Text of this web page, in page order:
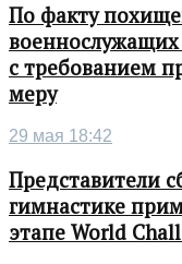
По факту
с требованием
меру
29 мая 18:42
Представители
гимнастике
этапе World